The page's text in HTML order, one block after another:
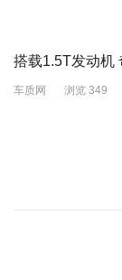
搭载1.5T发动机
车质网 浏览 349